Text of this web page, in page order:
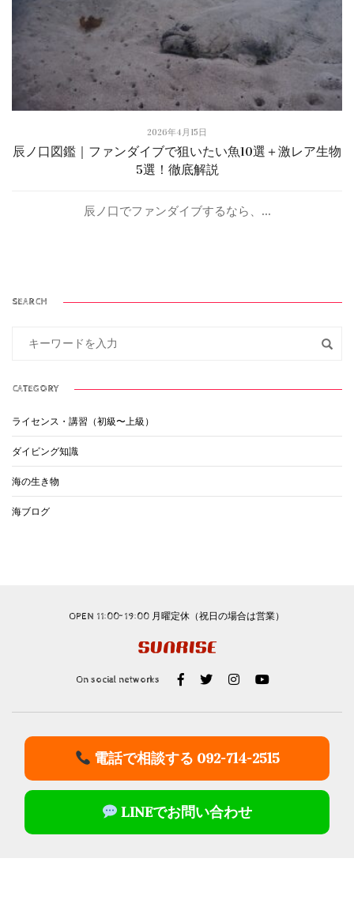
2026年4月15日
辰ノ口図鑑｜ファンダイブで狙いたい魚10選＋激レア生物
5選！徹底解説
辰ノ口でファンダイブするなら、...
SEARCH
CATEGORY
ライセンス・講習（初級〜上級）
ダイビング知識
海の生き物
海ブログ
OPEN 11:00~19:00 月曜定休（祝日の場合は営業）
On social networks
電話で相談する 092-714-2515
LINEでお問い合わせ